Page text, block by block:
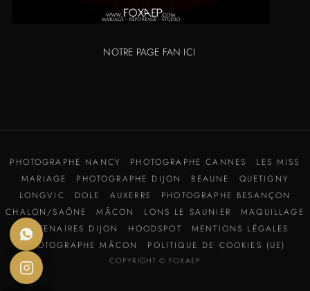
NOTRE PAGE FAN ICI
PHOTOGRAPHE NANCY PHOTOGRAPHE CANNES
LES MISS
MARIAGE
PHOTOGRAPHE DIJON BEAUNE
QUETIGNY
LONGVIC
DOLE AUXERRE
PHOTOGRAPHE BESANÇON
CHALON/SAÔNE
MÂCON LONS LE SAUNIER
MAQUILLAGE
PARTENAIRES DIJON
HOODSPOT
MENTIONS LÉGALES
PHOTOGRAPHE MÂCON
POLITIQUE DE COOKIES (UE)
COPYRIGHT © FOXAEP